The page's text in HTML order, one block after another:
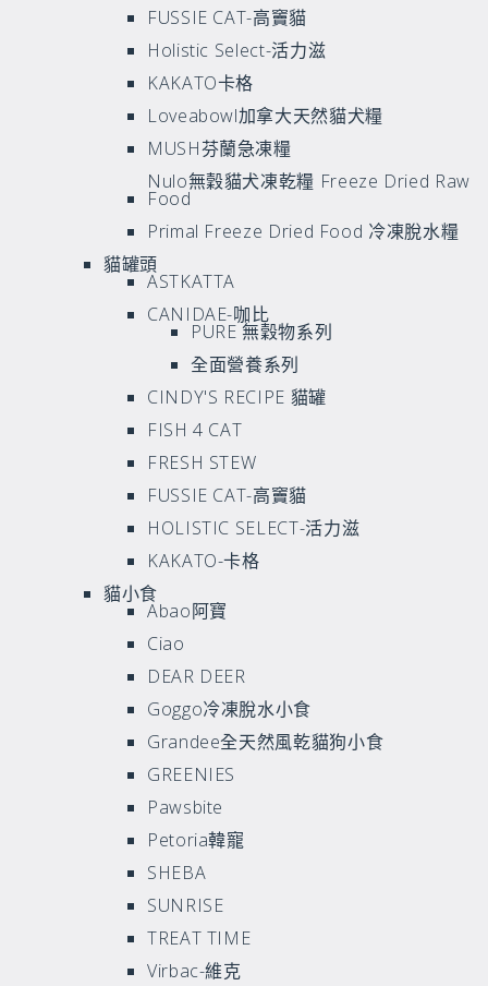
FUSSIE CAT-高竇貓
Holistic Select-活力滋
KAKATO卡格
Loveabowl加拿大天然貓犬糧
MUSH芬蘭急凍糧
Nulo無穀貓犬凍乾糧 Freeze Dried Raw
Food
Primal Freeze Dried Food 冷凍脫水糧
貓罐頭
ASTKATTA
CANIDAE-咖比
PURE 無穀物系列
全面營養系列
CINDY'S RECIPE 貓罐
FISH 4 CAT
FRESH STEW
FUSSIE CAT-高竇貓
HOLISTIC SELECT-活力滋
KAKATO-卡格
貓小食
Abao阿寶
Ciao
DEAR DEER
Goggo冷凍脫水小食
Grandee全天然風乾貓狗小食
GREENIES
Pawsbite
Petoria韓寵
SHEBA
SUNRISE
TREAT TIME
Virbac-維克